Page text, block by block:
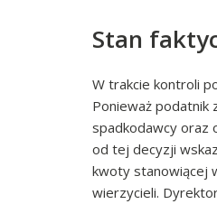
Stan
W trakcie kontroli
Ponieważ podatnik
spadkodawcy oraz
od tej decyzji
kwoty stanowiącej
wierzycieli.